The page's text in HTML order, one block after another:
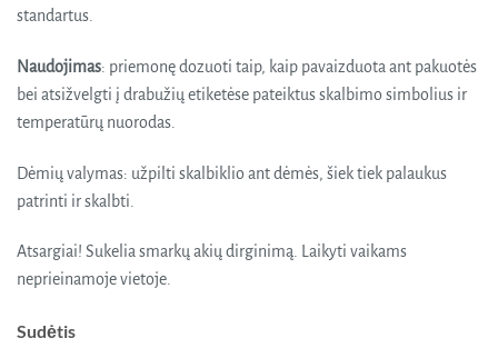
standartus.
Naudojimas: priemonę dozuoti taip, kaip pavaizduota ant pakuotės
bei atsižvelgti į drabužių etiketėse pateiktus skalbimo simbolius ir
temperatūrų nuorodas.
Dėmių valymas: užpilti skalbiklio ant dėmės, šiek tiek palaukus
patrinti ir skalbti.
Atsargiai! Sukelia smarkų akių dirginimą. Laikyti vaikams
neprieinamoje vietoje.
Sudėtis